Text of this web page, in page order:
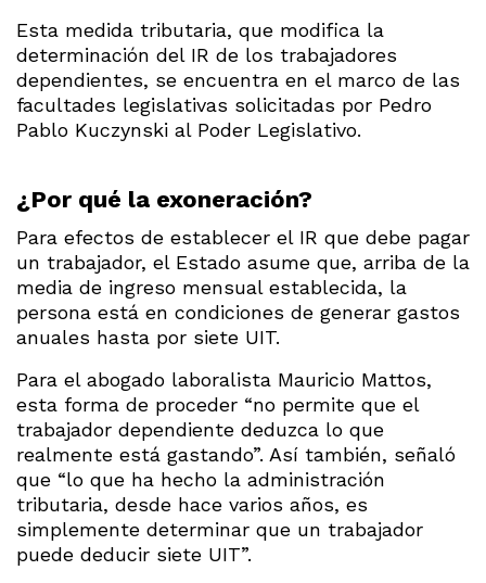
Esta medida tributaria, que modifica la
determinación del IR de los trabajadores
dependientes, se encuentra en el marco de las
facultades legislativas solicitadas por Pedro
Pablo Kuczynski al Poder Legislativo.
¿Por qué la exoneración?
Para efectos de establecer el IR que debe pagar
un trabajador, el Estado asume que, arriba de la
media de ingreso mensual establecida, la
persona está en condiciones de generar gastos
anuales hasta por siete UIT.
Para el abogado laboralista Mauricio Mattos,
esta forma de proceder “no permite que el
trabajador dependiente deduzca lo que
realmente está gastando”. Así también, señaló
que “lo que ha hecho la administración
tributaria, desde hace varios años, es
simplemente determinar que un trabajador
puede deducir siete UIT”.